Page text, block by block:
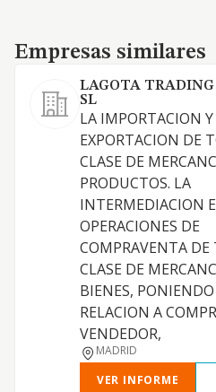
Empresas similares
Empresas similares
LAGOTA TRADING
SL
LA IMPORTACION Y
EXPORTACION DE
CLASE DE
PRODUCTOS. LA
INTERMEDIACION
OPERACIONES DE
COMPRAVENTA DE
CLASE DE
BIENES,
RELACION A
VENDEDOR,
MADRID
VER INFORME